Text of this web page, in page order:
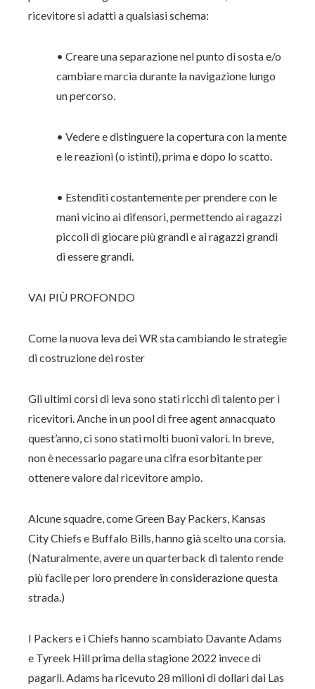
ricevitore si adatti a qualsiasi schema:
• Creare una separazione nel punto di sosta e/o
cambiare marcia durante la navigazione lungo
un percorso.
• Vedere e distinguere la copertura con la mente
e le reazioni (o istinti), prima e dopo lo scatto.
• Estenditi costantemente per prendere con le
mani vicino ai difensori, permettendo ai ragazzi
piccoli di giocare più grandi e ai ragazzi grandi
di essere grandi.
VAI PIÙ PROFONDO
Come la nuova leva dei WR sta cambiando le strategie
di costruzione dei roster
Gli ultimi corsi di leva sono stati ricchi di talento per i
ricevitori. Anche in un pool di free agent annacquato
quest’anno, ci sono stati molti buoni valori. In breve,
non è necessario pagare una cifra esorbitante per
ottenere valore dal ricevitore ampio.
Alcune squadre, come Green Bay Packers, Kansas
City Chiefs e Buffalo Bills, hanno già scelto una corsia.
(Naturalmente, avere un quarterback di talento rende
più facile per loro prendere in considerazione questa
strada.)
I Packers e i Chiefs hanno scambiato Davante Adams
e Tyreek Hill prima della stagione 2022 invece di
pagarli. Adams ha ricevuto 28 milioni di dollari dai Las